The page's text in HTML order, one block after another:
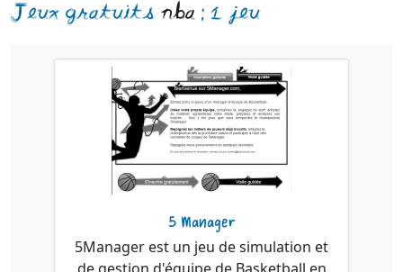
Jeux gratuits nba : 1 jeu
5 Manager
5Manager est un jeu de simulation et